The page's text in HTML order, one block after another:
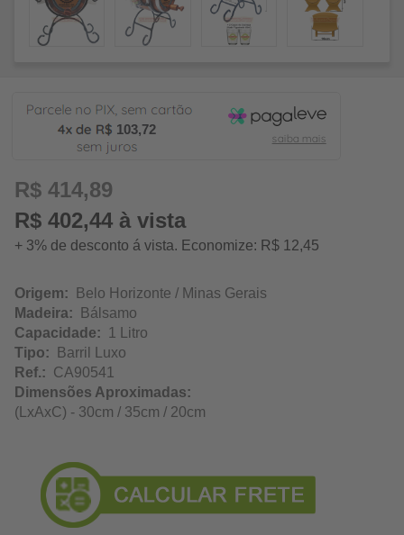
103,72
R$ 414,89
R$ 402,44 à vista
+ 3% de desconto á vista. Economize: R$ 12,45
Origem: Belo Horizonte / Minas Gerais
Madeira: Bálsamo
Capacidade: 1 Litro
Tipo: Barril Luxo
Ref.: CA90541
Dimensões Aproximadas:
(LxAxC) - 30cm / 35cm / 20cm